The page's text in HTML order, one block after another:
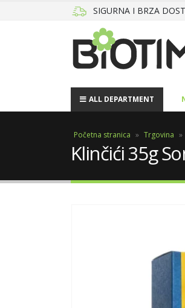
SIGURNA I BRZA
ALL DEPARTMENT
Početna stranica » Trgovina »
Klinčići 35g